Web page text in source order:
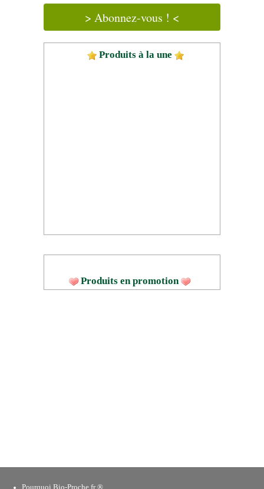
> Abonnez-vous ! <
Produits à la une
Produits en promotion
Pourquoi Bio-Proche.fr ®